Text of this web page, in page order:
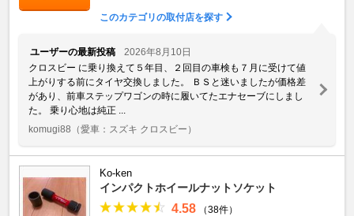
このカテゴリの取付店を探す
ユーザーの最新投稿
2026年8月10日
クロスビー に乗り換えて５年目、２回目の車検も７月に受けて値
上がりする前にタイヤ交換しました。 ＢＳと迷いましたが価格差
があり、前車ステップワゴンの時に履いてたエナセーブにしまし
た。 乗り心地は純正 ...
komugi88 （愛車：スズキ クロスビー）
Ko-ken
インパクトホイールナットソケット
4.58 （38件）